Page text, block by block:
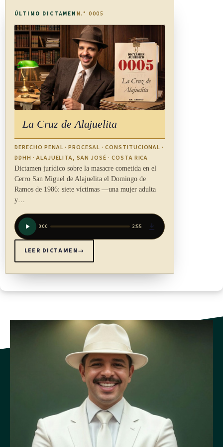
los usuarios revisar tanto su correo electrónico como su
casillero electrónico con la frecuencia oportuna, para conocer
las notificaciones que se le han realizado.
ARTÍCULO 22
Plataformas electrónicas
Las entidades privadas podrán implementar plataformas
electrónicas de factoreo y el costo de la operación de dichas
Se autoriza al Instituto Costarricense de Electricidad (ICE) o
una de sus empresas, de conformidad con la Ley 8660,
Fortalecimiento y Modernización de las Entidades Públicas
del Sector Telecomunicaciones, de 8 de agosto de 2008, para
que en calidad de administrador de plataforma electrónica
Factoreo, que será de uso obligatorio para todas las entidades
del sector público, cuando actúen como pagadores. El costo
también podrán utilizar esta plataforma. Las entidades
públicas con registros o bases de datos, relacionadas con el
objeto de la presente ley, deberán realizar la interconexión
necesaria con la plataforma electrónica de factoreo citada en
Toda plataforma electrónica de factoreo debe cumplir las
condiciones de operación requeridas en el capítulo llI,
relativo al uso alternativo de medios electrónicos y, en cuanto
ÚLTIMO DICTAMEN N.° 0005
La Cruz de Alajuelita
DERECHO PENAL · PROCESAL · CONSTITUCIONAL ·
DDHH · ALAJUELITA, SAN JOSÉ · COSTA RICA
Dictamen jurídico sobre la masacre cometida en el
Cerro San Miguel de Alajuelita el Domingo de
Ramos de 1986: siete víctimas —una mujer adulta
y…
0:00 2:55
LEER DICTAMEN→